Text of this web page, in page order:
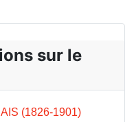
sur le
(1826-1901)